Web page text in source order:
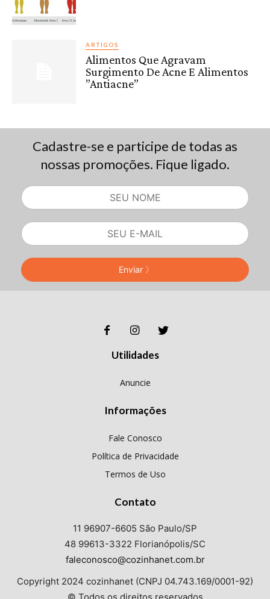
ARTIGOS
Alimentos Que Agravam
Surgimento De Acne E Alimentos
”Antiacne”
Cadastre-se e participe de todas as
nossas promoções. Fique ligado.
Enviar
Utilidades
Anuncie
Informações
Fale Conosco
Política de Privacidade
Termos de Uso
Contato
11 96907-6605 São Paulo/SP
48 99613-3322 Florianópolis/SC
faleconosco@cozinhanet.com.br
Copyright 2024 cozinhanet (CNPJ 04.743.169/0001-92)
© Todos os direitos reservados